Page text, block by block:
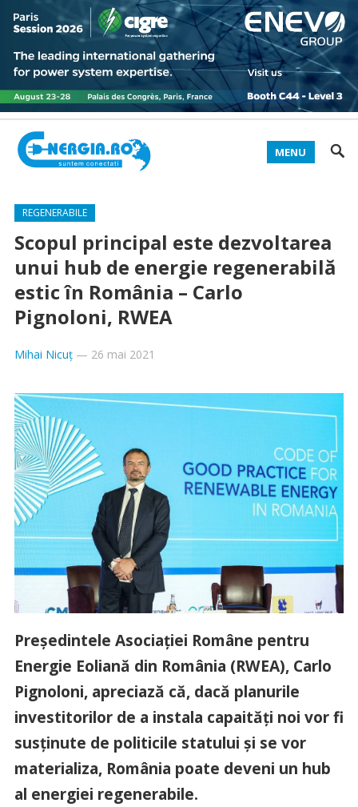
MENU
REGENERABILE
Scopul principal este dezvoltarea
unui hub de energie regenerabilă
estic în România – Carlo
Pignoloni, RWEA
Mihai Nicuț— 26 mai 2021
Președintele Asociației Române pentru
Energie Eoliană din România (RWEA), Carlo
Pignoloni, apreciază că, dacă planurile
investitorilor de a instala capaități noi vor fi
susținute de politicile statului și se vor
materializa, România poate deveni un hub
al energiei regenerabile.